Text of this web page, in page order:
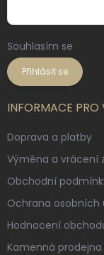
Souhlasím se
Přihlásit se
INFORMACE PRO
Doprava a platby
Výměna a vrácení
Obchodní
Ochrana osobních
Hodnocení
Kamenná prodejna